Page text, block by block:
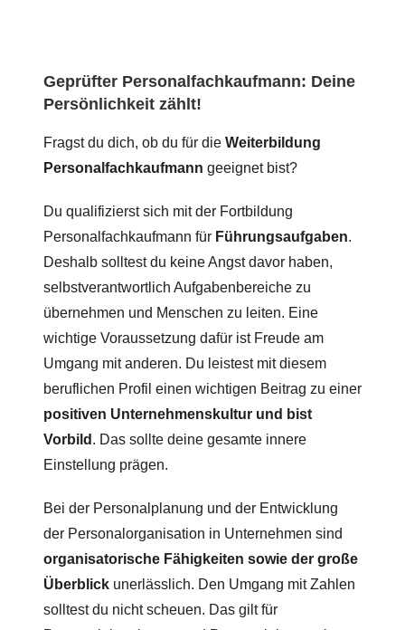
Geprüfter Personalfachkaufmann: Deine
Persönlichkeit zählt!
Fragst du dich, ob du für die Weiterbildung
Personalfachkaufmann geeignet bist?
Du qualifizierst sich mit der Fortbildung
Personalfachkaufmann für Führungsaufgaben.
Deshalb solltest du keine Angst davor haben,
selbstverantwortlich Aufgabenbereiche zu
übernehmen und Menschen zu leiten. Eine
wichtige Voraussetzung dafür ist Freude am
Umgang mit anderen. Du leistest mit diesem
beruflichen Profil einen wichtigen Beitrag zu einer
positiven Unternehmenskultur und bist
Vorbild . Das sollte deine gesamte innere
Einstellung prägen.
Bei der Personalplanung und der Entwicklung
der Personalorganisation in Unternehmen sind
organisatorische Fähigkeiten sowie der große
Überblick unerlässlich. Den Umgang mit Zahlen
solltest du nicht scheuen. Das gilt für